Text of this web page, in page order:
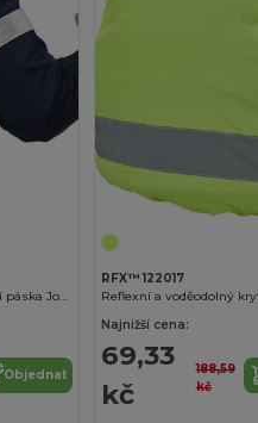
38 cm bezpečnostní reflexní páska Johan
Objednat
RFX™ 122017
Najnižší cena:
69,33
kč
188,59
kč